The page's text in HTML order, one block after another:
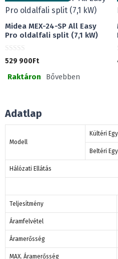
l
Midea MEX-24-SP All Easy
Pro oldalfali split (7,1 kW)
0
a
5
529 900Ft
Raktáron Bővebben
Adatlap
Modell
Kültéri
Beltéri
Hálózati Ellátás
Teljesítmény
Áramfelvétel
Áramerősség
MAX. Áramerősség